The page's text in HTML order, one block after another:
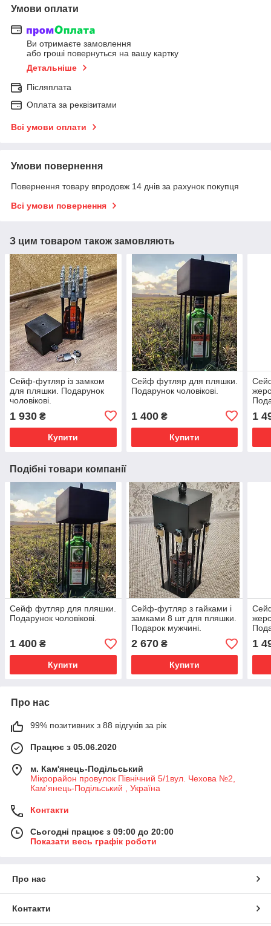
Умови оплати
Ви отримаєте замовлення
або гроші повернуться на вашу картку
Детальніше
Післяплата
Оплата за реквізитами
Всі умови оплати
Умови повернення
Повернення товару впродовж 14 днів за рахунок покупця
Всі умови повернення
З цим товаром також замовляють
Сейф-футляр із замком
для пляшки. Подарунок
чоловікові.
1 930 ₴
Купити
Сейф футляр для пляшки.
Подарунок чоловікові.
1 400₴
Купити
1
Подібні товари компанії
Сейф футляр для пляшки.
Подарунок чоловікові.
1 400 ₴
Купити
Сейф-футляр з гайками і
замками 8 шт для пляшки.
Подарок мужчині.
2 670₴
Купити
1
Про нас
99% позитивних з 88 відгуків за рік
Працює з 05.06.2020
м. Кам'янець-Подільський
Мікрорайон провулок Північний 5/1вул. Чехова №2,
Кам'янець-Подільський , Україна
Контакти
Сьогодні працює з 09:00 до 20:00
Показати весь графік роботи
Про нас
Контакти